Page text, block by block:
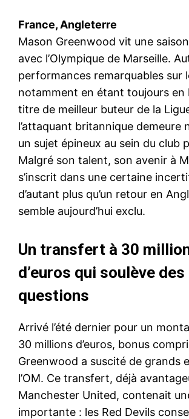
France, Angleterre
Mason Greenwood vit une
avec l’Olympique de Marseille.
performances remarquables sur
notamment en étant toujours en
titre de meilleur buteur de la
l’attaquant britannique demeure
un sujet épineux au sein du club
Malgré son talent, son avenir à
s’inscrit dans une certaine
d’autant plus qu’un retour en
semble aujourd’hui exclu.
Un transfert à 30
d’euros qui soulève des
questions
Arrivé l’été dernier pour un
30 millions d’euros, bonus
Greenwood a suscité de grands
l’OM. Ce transfert, déjà
Manchester United, contenait
importante : les Red Devils